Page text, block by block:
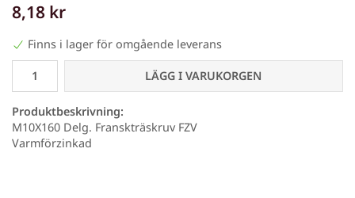
8,18 kr
Finns i lager för omgående leverans
LÄGG I VARUKORGEN
Produktbeskrivning:
M10X160 Delg. Franskträskruv FZV
Varmförzinkad